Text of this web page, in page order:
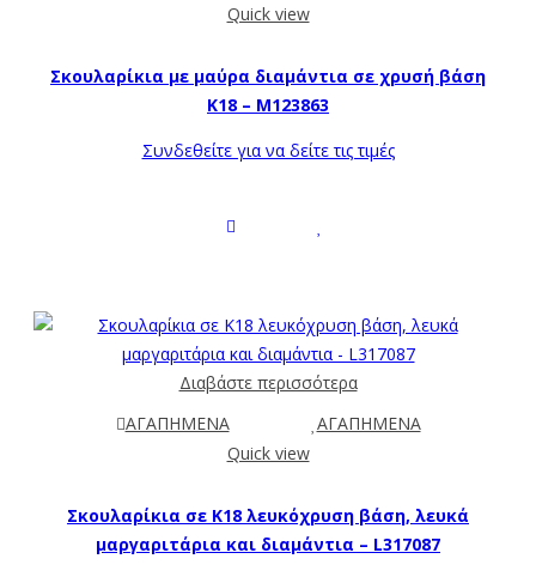
Quick view
Σκουλαρίκια με μαύρα διαμάντια σε χρυσή βάση
Κ18 – M123863
Συνδεθείτε για να δείτε τις τιμές
Διαβάστε περισσότερα
ΑΓΑΠΗΜΕΝΑ
ΑΓΑΠΗΜΕΝΑ
Quick view
Σκουλαρίκια σε Κ18 λευκόχρυση βάση, λευκά
μαργαριτάρια και διαμάντια – L317087